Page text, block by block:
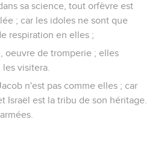
sa science, tout orfèvre est
; car les idoles ne sont que
respiration en elles ;
oeuvre de tromperie ; elles
visitera.
n'est pas comme elles ; car
Israël est la tribu de son héritage.